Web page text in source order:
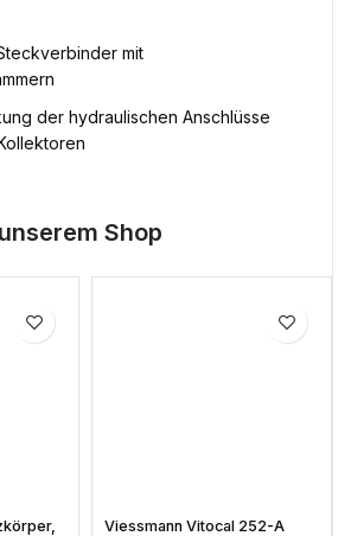
mit
der hydraulischen Anschlüsse
Shop
Viessmann Vitocal 252-A